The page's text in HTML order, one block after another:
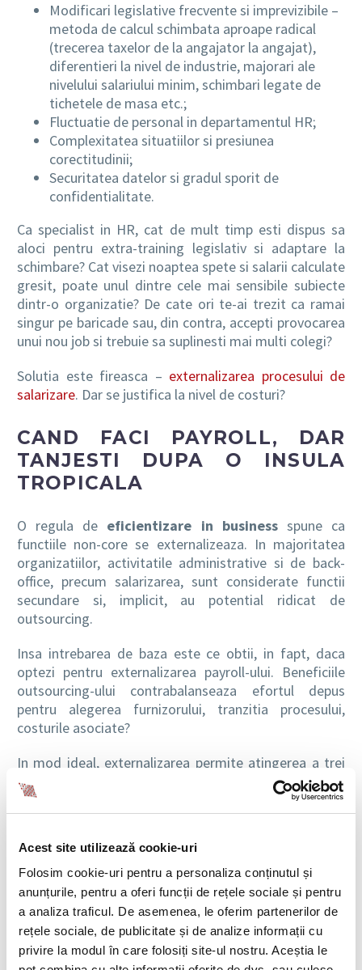
Acest site utilizează cookie-uri
Folosim cookie-uri pentru a personaliza conținutul și
anunțurile, pentru a oferi funcții de rețele sociale și pentru
a analiza traficul. De asemenea, le oferim partenerilor de
rețele sociale, de publicitate și de analize informații cu
privire la modul în care folosiți site-ul nostru. Aceștia le
Modificari legislative frecvente si imprevizibile –
metoda de calcul schimbata aproape radical
(trecerea taxelor de la angajator la angajat),
diferentieri la nivel de industrie, majorari ale
nivelului salariului minim, schimbari legate de
tichetele de masa etc.;
Fluctuatie de personal in departamentul HR;
Complexitatea situatiilor si presiunea
corectitudinii;
Securitatea datelor si gradul sporit de
confidentialitate.
Ca specialist in HR, cat de mult timp esti dispus sa
aloci pentru extra-training legislativ si adaptare la
schimbare? Cat visezi noaptea spete si salarii calculate
gresit, poate unul dintre cele mai sensibile subiecte
dintr-o organizatie? De cate ori te-ai trezit ca ramai
singur pe baricade sau, din contra, accepti provocarea
unui nou job si trebuie sa suplinesti mai multi colegi?
Solutia este fireasca – externalizarea procesului de
salarizare. Dar se justifica la nivel de costuri?
CAND FACI PAYROLL, DAR
TANJESTI DUPA O INSULA
TROPICALA
O regula de eficientizare in businessspune ca
functiile non-core se externalizeaza. In majoritatea
organizatiilor, activitatile administrative si de back-
office, precum salarizarea, sunt considerate functii
secundare si, implicit, au potential ridicat de
outsourcing.
Insa intrebarea de baza este ce obtii, in fapt, daca
optezi pentru externalizarea payroll-ului. Beneficiile
outsourcing-ului contrabalanseaza efortul depus
pentru alegerea furnizorului, tranzitia procesului,
costurile asociate?
In mod ideal, externalizarea permite atingerea a trei
mari obiective:
Timp si resurse realocate pentru aspectele
Acces la tehnologie si expertiza pentru un
payrollmai eficient;
Costuri si riscuri reduse.
Chiar daca procesul de salarizare nu genereaza
cresterea vanzarilor, daca este facut incorect poate
afecta negativ afacerea. Si poate submina timpul si